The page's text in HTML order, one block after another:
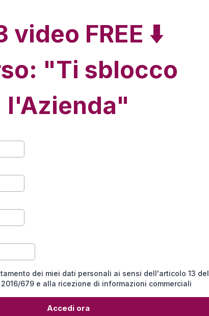
video FREE ⬇️
"Ti sblocco
l'Azienda"
dei miei dati personali ai sensi dell'articolo 13 del
2016/679 e alla ricezione di informazioni commerciali
Accedi ora